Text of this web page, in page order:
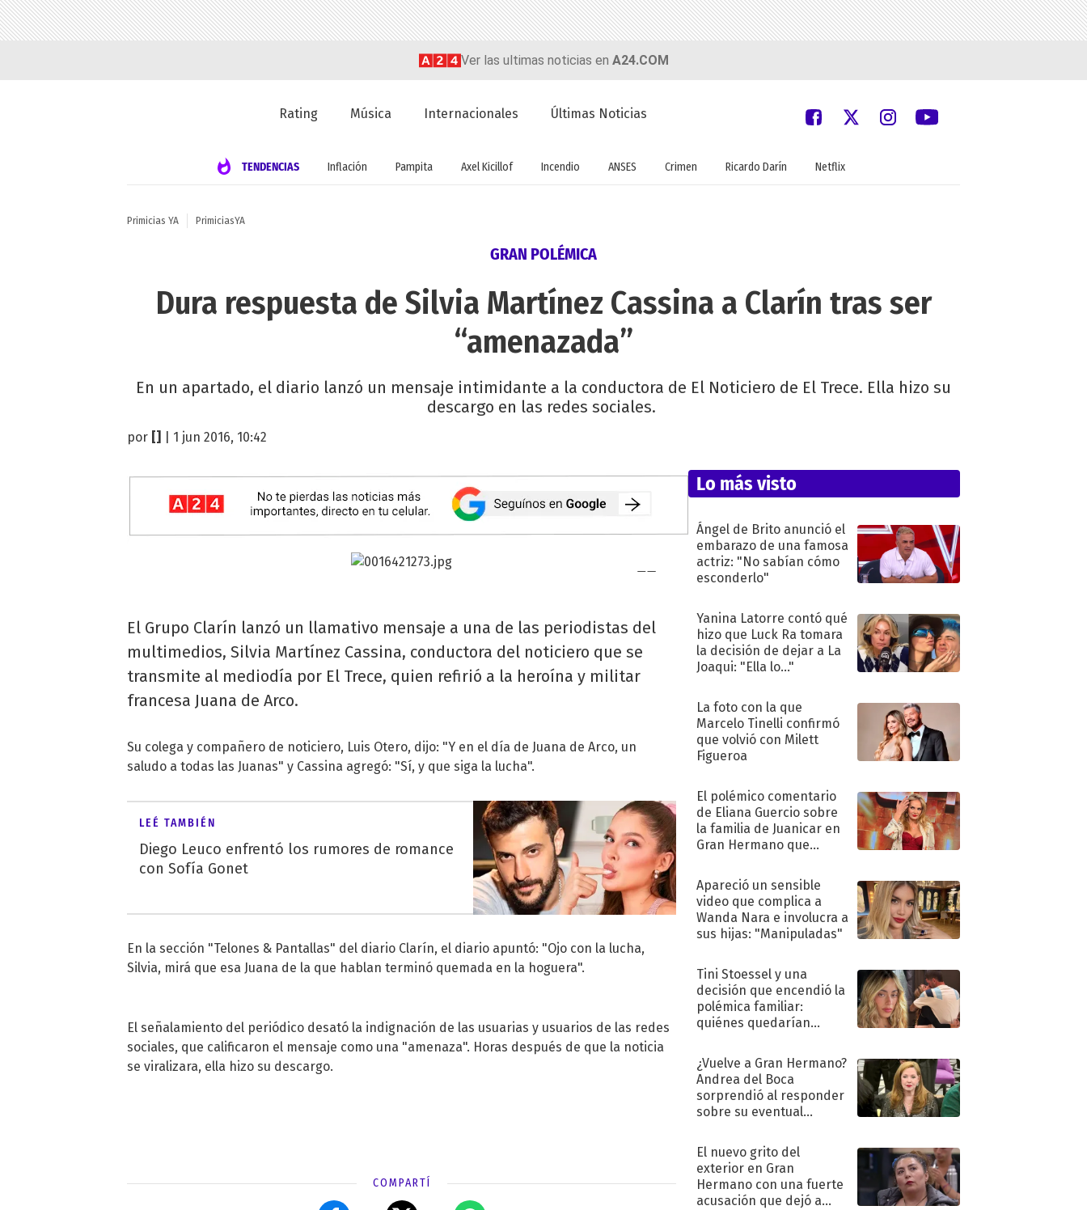
Ver las ultimas noticias en A24.COM
Rating Música Internacionales Últimas Noticias
TENDENCIAS Inflación Pampita Axel Kicillof Incendio ANSES Crimen Ricardo Darín Netflix
Primicias YA PrimiciasYA
GRAN POLÉMICA
Dura respuesta de Silvia Martínez Cassina a Clarín tras ser
“amenazada”
En un apartado, el diario lanzó un mensaje intimidante a la conductora de El Noticiero de El Trece. Ella hizo su
descargo en las redes sociales.
por | 1 jun 2016, 10:42
El Grupo Clarín lanzó un llamativo mensaje a una de las periodistas del
multimedios, Silvia Martínez Cassina, conductora del noticiero que se
transmite al mediodía por El Trece, quien refirió a la heroína y militar
francesa Juana de Arco.
Su colega y compañero de noticiero, Luis Otero, dijo: "Y en el día de Juana de Arco, un
saludo a todas las Juanas" y Cassina agregó: "Sí, y que siga la lucha".
LEÉ TAMBIÉN
Diego Leuco enfrentó los rumores de romance
con Sofía Gonet
En la sección "Telones & Pantallas" del diario Clarín, el diario apuntó: "Ojo con la lucha,
Silvia, mirá que esa Juana de la que hablan terminó quemada en la hoguera".
El señalamiento del periódico desató la indignación de las usuarias y usuarios de las redes
sociales, que calificaron el mensaje como una "amenaza". Horas después de que la noticia
se viralizara, ella hizo su descargo.
COMPARTÍ
Lo más visto
Ángel de Brito anunció el
embarazo de una famosa
actriz: "No sabían cómo
esconderlo"
Yanina Latorre contó qué
hizo que Luck Ra tomara
la decisión de dejar a La
Joaqui: "Ella lo..."
La foto con la que
Marcelo Tinelli confirmó
que volvió con Milett
Figueroa
El polémico comentario
de Eliana Guercio sobre
la familia de Juanicar en
Gran Hermano que
Apareció un sensible
video que complica a
Wanda Nara e involucra a
sus hijas: "Manipuladas"
Tini Stoessel y una
decisión que encendió la
polémica familiar:
quiénes quedarían
¿Vuelve a Gran Hermano?
Andrea del Boca
sorprendió al responder
sobre su eventual
El nuevo grito del
exterior en Gran
Hermano con una fuerte
acusación que dejó a